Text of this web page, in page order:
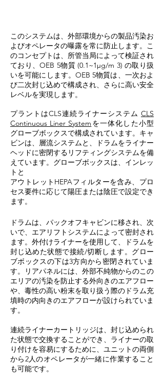
このシステムは、外部環境からの製品汚染お
よびオペレータの曝露を常に防止します。こ
のコンセプトは、所管当局によって検証され
ており、OEB 5物質 (0.1~1μg/m 3) の取り扱
いを可能にします。OEB 5物質は、一次およ
び二次封じ込めで構成され、さらに高い安全
レベルを実現します。
プラントはCLS連続ライナーシステム CLS
Continuous Liner System を一体化した小型
グローブボックスで構成されています。キャ
ビンは、層流システムと、ドラムをライナー
ヘッドに密閉するリフティングシステムを備
えています。グローブボックスは、インレッ
トと
アウトレットHEPAフィルターを含み、プロ
セス要件に応じて陽圧または陰圧で設定でき
ます。
ドラムは、パックオフキャビンに移され、次
いで、エアリフトシステムによって密封され
ます。外付けライナーを使用して、ドラムを
封じ込めた状態で接続/切断します。グロー
ブボックスの下は3方向から密閉されていま
す。
リアパネルには、外部不純物からのこの
エリアの汚染を防止する外向きのエアフロー
や、毒性の高い粉末を取り扱う際のドラム充
填時の内向きのエアフローが設けられていま
す。
連続ライナーカートリッジは、封じ込められ
た状態で交換することができ、ライナーの取
り付けを容易にするために、ユニットの両側
から2人のオペレータが一緒に作業すること
も可能です。